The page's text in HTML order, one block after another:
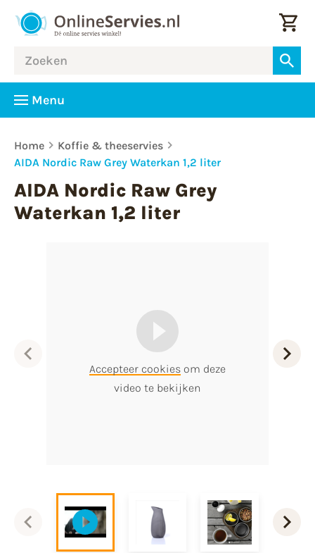
Menu
Home
Koffie & theeservies
AIDA Nordic Raw Grey Waterkan 1,2 liter
AIDA Nordic Raw Grey
Waterkan 1,2 liter
Accepteer cookies om deze
video te bekijken